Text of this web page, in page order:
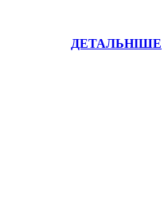
ДЕТАЛЬНІШЕ